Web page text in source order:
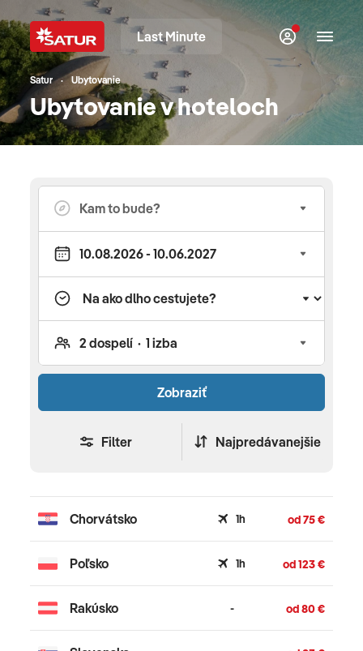
Last Minute
Satur Ubytovanie
Ubytovanie v hoteloch
Chorvátsko 1h od 75 €
Poľsko 1h od 123 €
Rakúsko - od 80 €
Zobraziť
Filter Najpredávanejšie